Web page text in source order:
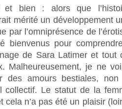
et bien : alors que
mérité un développement
par l’omniprésence de
bienvenus pour
de Sara Latimer et tout
Malheureusement, je ne
des amours bestiales,
collectif. Le statut de la
cela n’a pas été un plaisir